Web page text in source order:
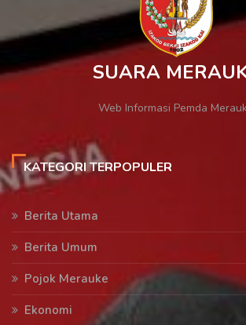
SUARA
Web Informasi Pemda
KATEGORI TERPOPULER
Berita Utama
Berita Umum
Pojok Merauke
Ekonomi